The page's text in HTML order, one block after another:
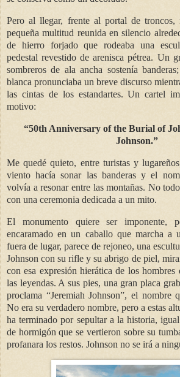
Pero al llegar, frente al portal de troncos,
pequeña multitud reunida en silencio
de hierro forjado que rodeaba una
pedestal revestido de arenisca pétrea. Un
sombreros de ala ancha sostenía
blanca pronunciaba un breve discurso
las cintas de los estandartes.Un cartel
motivo:
“50th Anniversary of the Burial of
Johnson.”
Me quedé quieto, entre turistas y
viento hacía sonar las banderas y el
volvía a resonar entre las montañas. No
con una ceremonia dedicada a un mito.
El monumento quiere ser imponente,
encaramado en un caballo que marcha a
fuera de lugar, parece de rejoneo, una
Johnson con su rifle y su abrigo de piel,
con esa expresión hierática de los hombres
las leyendas. A sus pies, una gran placa
proclama “Jeremiah Johnson”, el
No era su verdadero nombre, pero a estas
ha terminado por sepultar a la historia,
de hormigón que se vertieron sobre su
profanara los restos. Johnson no se irá a